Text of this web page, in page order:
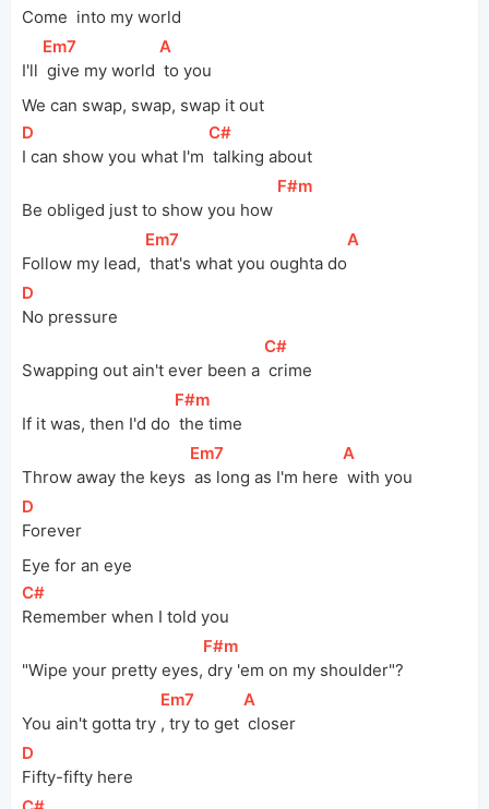
Come into my world
I'll
[Em7
give my world
[
A
to you
We can swap, swap, swap it out
[D
I can show you what I'm
[
C#
talking about
Be obliged just to show you how
[F#m
Follow my lead,
[Em7
that's what you oughta do
[
A
[D
No pressure
Swapping out ain't ever been a
[
C#
crime
If it was, then I'd do
[F#m
the time
Throw away the keys
[Em7
as long as I'm here
[
A
with you
[D
Forever
Eye for an eye
[
C#
Remember when I told you
"Wipe your pretty eyes,
[F#m
dry 'em on my shoulder"?
You ain't gotta try
[Em7
, try to get
[
A
closer
[D
Fifty-fifty here